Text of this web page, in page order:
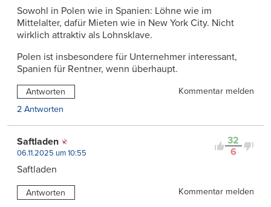
Sowohl in Polen wie in Spanien: Löhne wie im
Mittelalter, dafür Mieten wie in New York City. Nicht
wirklich attraktiv als Lohnsklave.
Polen ist insbesondere für Unternehmer interessant,
Spanien für Rentner, wenn überhaupt.
Antworten
Kommentar melden
2 Antworten
32
6
Saftladen
06.11.2025 um 10:55
Saftladen
Antworten Kommentar melden